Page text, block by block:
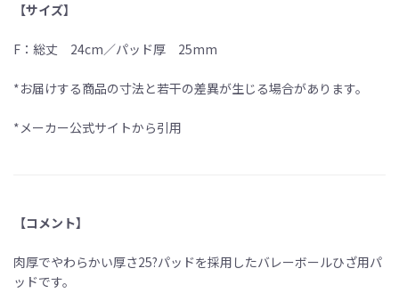
【サイズ】
F：総丈 24cm／パッド厚 25mm
*お届けする商品の寸法と若干の差異が生じる場合があります。
*メーカー公式サイトから引用
【コメント】
肉厚でやわらかい厚さ25?パッドを採用したバレーボールひざ用パ
ッドです。